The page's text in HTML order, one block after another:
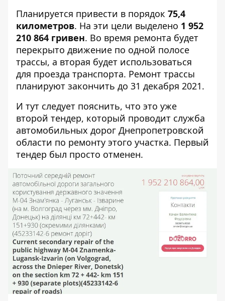
Планируется привести в порядок 75,4
километров. На эти цели выделено 1 952
210 864 гривен. Во время ремонта будет
перекрыто движение по одной полосе
трассы, а вторая будет использоваться
для проезда транспорта. Ремонт трассы
планируют закончить до 31 декабря 2021.
И тут следует пояснить, что это уже
второй тендер, который проводит служба
автомобильных дорог Днепропетровской
области по ремонту этого участка. Первый
тендер был просто отменен.